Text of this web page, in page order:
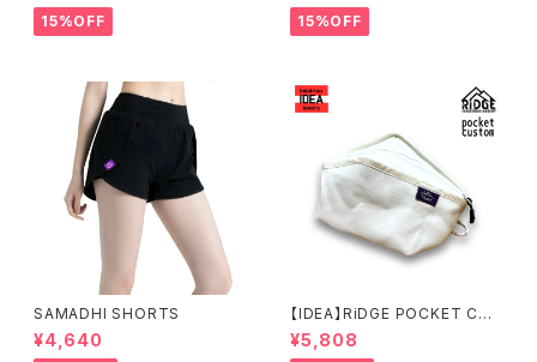
15%OFF 15%OFF
SAMADHI SHORTS
¥4,640
【IDEA】RiDGE POCKET CUS
TOM（ALL WHITE）
¥5,808